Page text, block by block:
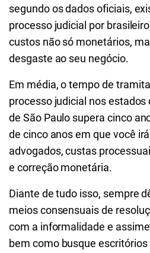
segundo os dados oficiais,
processo judicial por
custos não só monetários,
desgaste ao seu negócio.
Em média, o tempo de
processo judicial nos estados
de São Paulo supera cinco
de cinco anos em que você
advogados, custas
e correção monetária.
Diante de tudo isso, sempre
meios consensuais de
com a informalidade e
bem como busque